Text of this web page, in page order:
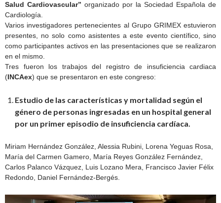
Salud Cardiovascular” organizado por la Sociedad Española de
Cardiología.
Varios investigadores pertenecientes al Grupo GRIMEX estuvieron
presentes, no solo como asistentes a este evento científico, sino
como participantes activos en las presentaciones que se realizaron
en el mismo.
Tres fueron los trabajos del registro de insuficiencia cardiaca
(INCAex) que se presentaron en este congreso:
Estudio de las características y mortalidad según el
género de personas ingresadas en un hospital general
por un primer episodio de insuficiencia cardíaca.
Miriam Hernández González, Alessia Rubini, Lorena Yeguas Rosa,
María del Carmen Gamero, María Reyes González Fernández,
Carlos Palanco Vázquez, Luis Lozano Mera, Francisco Javier Félix
Redondo, Daniel Fernández-Bergés.